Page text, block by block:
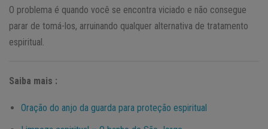
O problema é quando você se encontra viciado e não consegue
parar de tomá-los, arruinando qualquer alternativa de tratamento
espiritual.
Saiba mais :
Oração do anjo da guarda para proteção espiritual